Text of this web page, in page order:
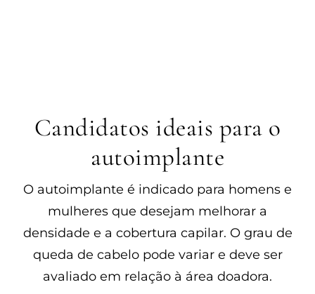
Candidatos ideais para o
autoimplante
O autoimplante é indicado para homens e
mulheres que desejam melhorar a
densidade e a cobertura capilar. O grau de
queda de cabelo pode variar e deve ser
avaliado em relação à área doadora.